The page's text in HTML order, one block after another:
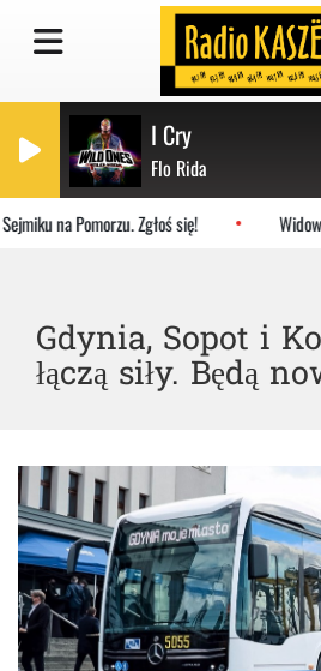
I Cry
Flo Rida
na Pomorzu. Zgłoś się!
Gdynia, Sopot i
łączą siły. Będą